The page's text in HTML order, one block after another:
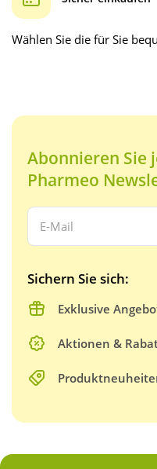
Wählen Sie die für Sie
Abonnieren Sie
Pharmeo
Ihre E-Mail Adresse:
Sichern Sie sich:
Exklusive
Aktionen &